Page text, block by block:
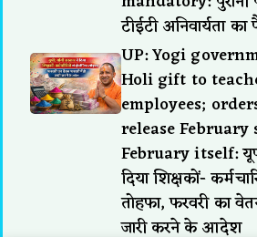
टीईटी अनिवार्यता
UP: Yogi
Holi gift to
employees;
release
February itself:
दिया शिक्षकों-
तोहफा, फरवरी का
जारी करने के आदेश